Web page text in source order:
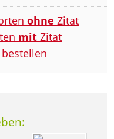
ohne Zitat
mit Zitat